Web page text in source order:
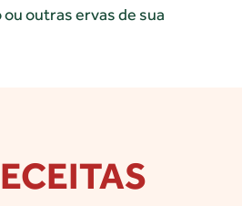
outras ervas de sua